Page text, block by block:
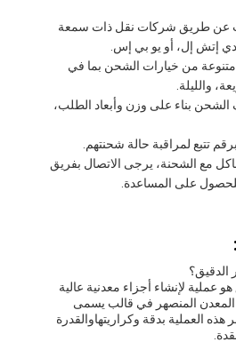
عن طريق شركات نقل ذات سمعة
إتش إل، أو يو بي إس.
من خيارات الشحن بما في
والليلة.
بناء على وزن وأبعاد الطلب،
تتبع لمراقبة حالة شحنتهم.
مع الشحنة، يرجى الاتصال بفريق
للحصول على المساعدة.
الدقيق؟
عملية لإنشاء أجزاء معدنية عالية
المنصهر في قالب يسمى
العملية بدقة وكراريتهاوالقدرة